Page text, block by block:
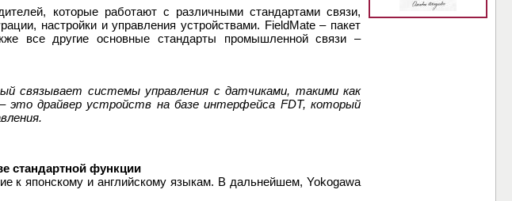
которые работают с различными стандартами связи,
настройки и управления устройствами. FieldMate – пакет
все другие основные стандарты промышленной связи –
связывает системы управления с датчиками, такими как
это драйвер устройств на базе интерфейса FDT, который
стандартной функции
к японскому и английскому языкам. В дальнейшем, Yokogawa